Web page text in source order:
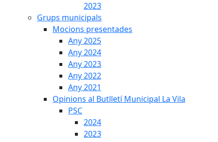
2023
Grups municipals
Mocions presentades
Any 2025
Any 2024
Any 2023
Any 2022
Any 2021
Opinions al Butlletí Municipal La Vila
PSC
2024
2023